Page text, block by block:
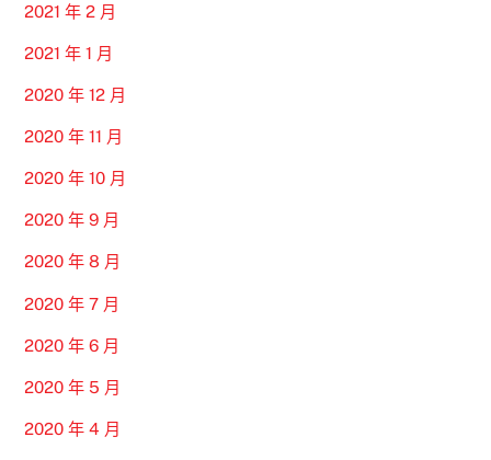
2021 年 2 月
2021 年 1 月
2020 年 12 月
2020 年 11 月
2020 年 10 月
2020 年 9 月
2020 年 8 月
2020 年 7 月
2020 年 6 月
2020 年 5 月
2020 年 4 月